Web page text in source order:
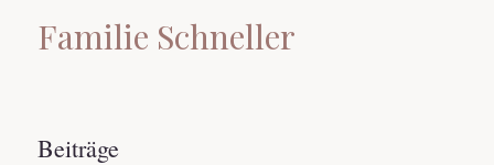
Familie Schneller
Beiträge